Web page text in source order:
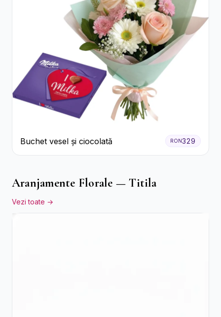
Buchet vesel și ciocolată RON329
Aranjamente Florale — Titila
Vezi toate →